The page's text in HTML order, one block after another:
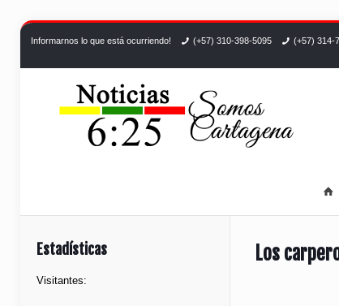
Informarnos lo que está ocurriendo! (+57) 310-398-5095 (+57) 314-
Los
Estadísticas
Visitantes: